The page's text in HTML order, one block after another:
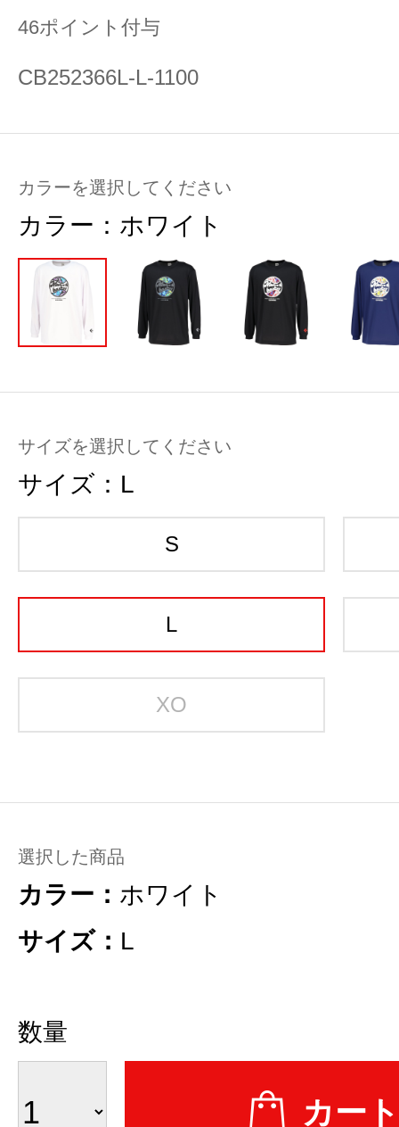
46ポイント付与
CB252366L-L-1100
カラーを選択してください
カラー： ホワイト
サイズを選択してください
サイズ： L
S
L
XO
選択した商品
カラー： ホワイト
サイズ： L
数量